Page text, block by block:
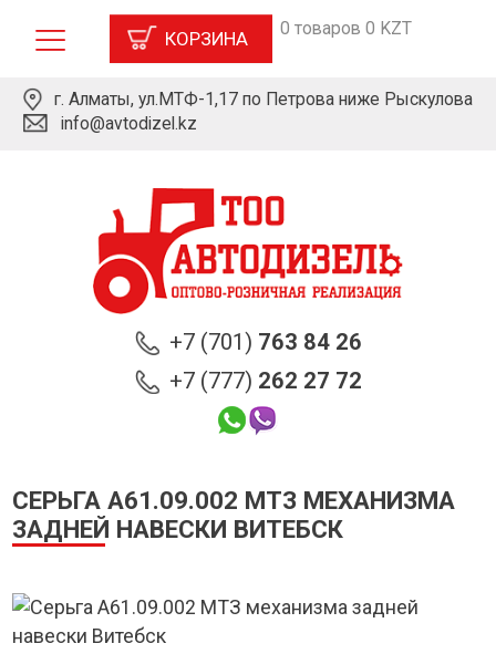
КОРЗИНА 0 товаров 0 KZT
г. Алматы, ул.МТФ-1,17 по Петрова ниже Рыскулова
info@avtodizel.kz
+7 (701) 763 84 26
+7 (777) 262 27 72
СЕРЬГА А61.09.002 МТЗ МЕХАНИЗМА
ЗАДНЕЙ НАВЕСКИ ВИТЕБСК